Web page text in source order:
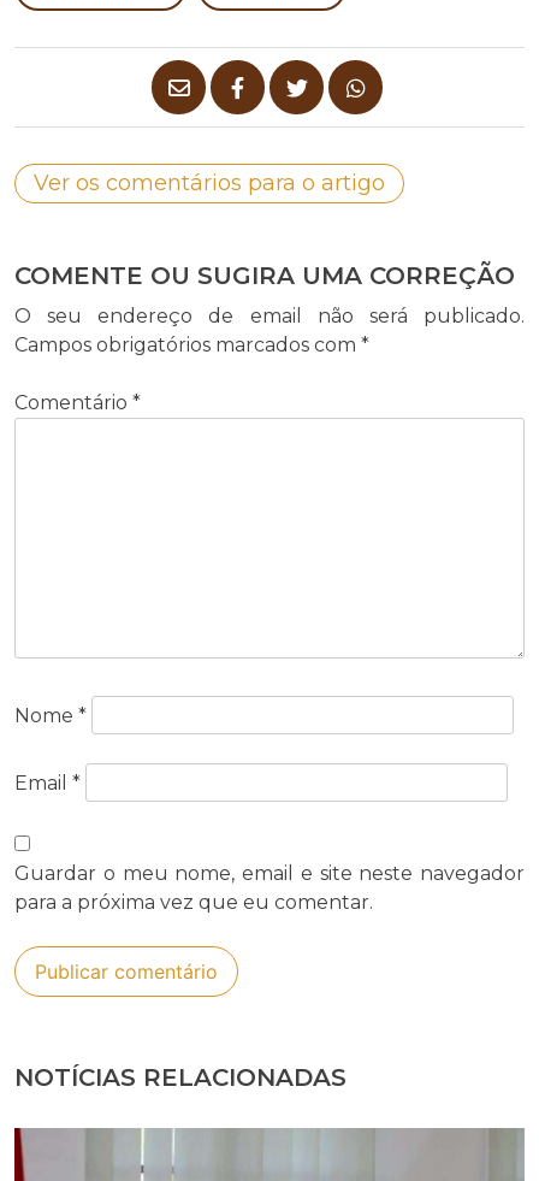
Ver os comentários para o artigo
COMENTE OU SUGIRA UMA CORREÇÃO
O seu endereço de email não será publicado.
Campos obrigatórios marcados com *
Comentário *
Nome *
Email *
Guardar o meu nome, email e site neste navegador
para a próxima vez que eu comentar.
NOTÍCIAS RELACIONADAS